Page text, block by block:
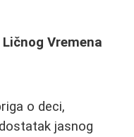
Vremena
o deci,
jasnog